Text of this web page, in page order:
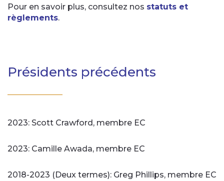
Pour en savoir plus, consultez nos statuts et
règlements.
Présidents précédents
2023: Scott Crawford, membre EC
2023: Camille Awada, membre EC
2018-2023 (Deux termes): Greg Phillips, membre EC